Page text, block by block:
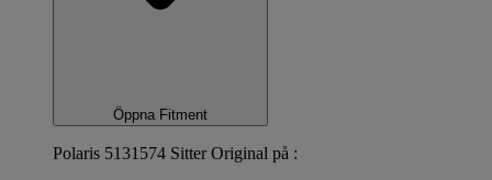
Öppna Fitment
Polaris 5131574 Sitter Original på :